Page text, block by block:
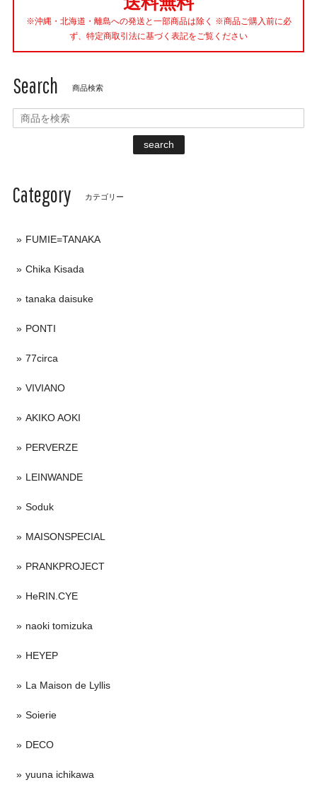
※沖縄・北海道・離島への発送と一部商品は除く ※商品ご購入前に必
ず、特定商取引法に基づく表記をご覧ください
Search 商品検索
search
Category カテゴリー
FUMIE=TANAKA
Chika Kisada
tanaka daisuke
PONTI
77circa
VIVIANO
AKIKO AOKI
PERVERZE
LEINWANDE
Soduk
MAISONSPECIAL
PRANKPROJECT
HeRIN.CYE
naoki tomizuka
HEYEP
La Maison de Lyllis
Soierie
DECO
yuuna ichikawa